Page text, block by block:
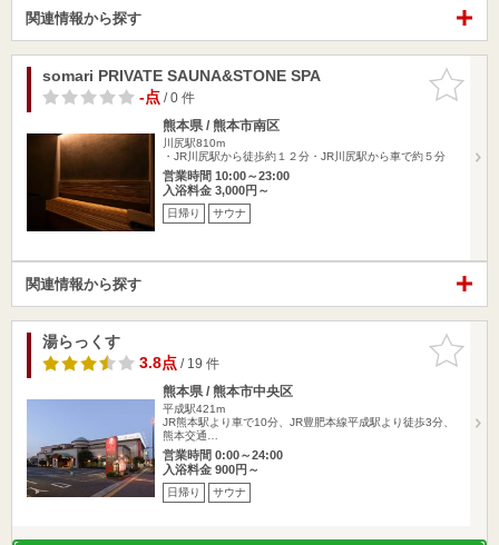
関連情報から探す
お気に入
りに追加
somari PRIVATE SAUNA&STONE SPA
-点/ 0 件
熊本県 / 熊本市南区
川尻駅810m
・JR川尻駅から徒歩約１２分・JR川尻駅から車で約５分
営業時間 10:00～23:00
入浴料金 3,000円～
日帰り サウナ
関連情報から探す
お気に入
りに追加
湯らっくす
3.8点/ 19 件
熊本県 / 熊本市中央区
平成駅421m
JR熊本駅より車で10分、JR豊肥本線平成駅より徒歩3分、
熊本交通…
営業時間 0:00～24:00
入浴料金 900円～
日帰り サウナ